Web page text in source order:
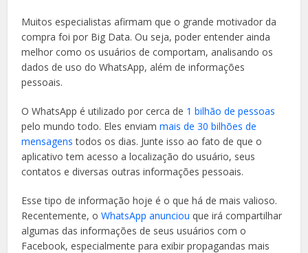
Muitos especialistas afirmam que o grande motivador da
compra foi por Big Data. Ou seja, poder entender ainda
melhor como os usuários de comportam, analisando os
dados de uso do WhatsApp, além de informações
pessoais.
O WhatsApp é utilizado por cerca de 1 bilhão de pessoas
pelo mundo todo. Eles enviammais de 30 bilhões de
mensagens todos os dias. Junte isso ao fato de que o
aplicativo tem acesso a localização do usuário, seus
contatos e diversas outras informações pessoais.
Esse tipo de informação hoje é o que há de mais valioso.
Recentemente, oWhatsApp anunciou que irá compartilhar
algumas das informações de seus usuários com o
Facebook, especialmente para exibir propagandas mais